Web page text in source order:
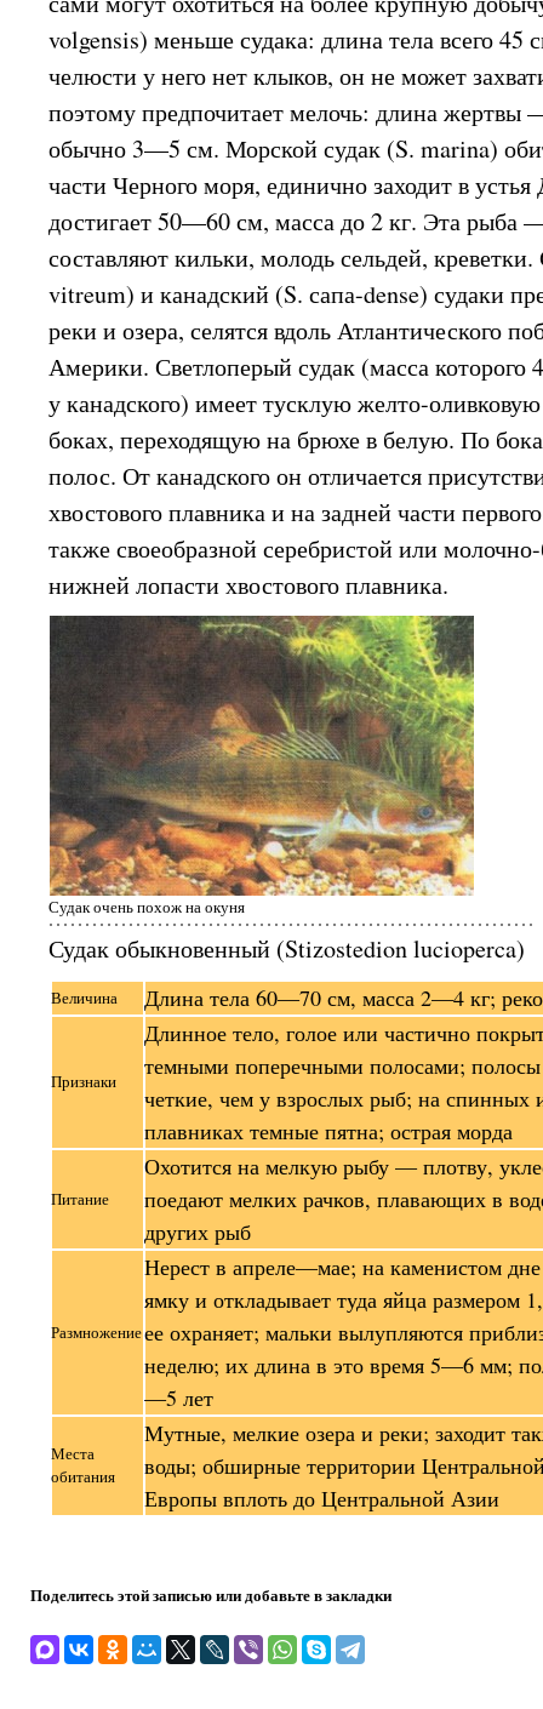
volgensis) меньше судака: длина тела всего
челюсти у него нет клыков, он не может
поэтому предпочитает мелочь: длина жертвы
обычно 3—5 см. Морской судак (S. marina)
части Черного моря, единично заходит в
достигает 50—60 см, масса до 2 кг. Эта
составляют кильки, молодь сельдей,
vitreum) и канадский (S. сапа-dense) судаки
реки и озера, селятся вдоль Атлантического
Америки. Светлоперый судак (масса которого
у канадского) имеет тусклую желто-
боках, переходящую на брюхе в белую. По
полос. От канадского он отличается
хвостового плавника и на задней части
также своеобразной серебристой или
нижней лопасти хвостового плавника.
Судак очень похож на окуня
Судак обыкновенный (Stizostedion lucioperca)
Величина Длина тела 60—70 см, масса 2—4 кг;
Признаки
Длинное тело, голое или частично
темными поперечными полосами;
четкие, чем у взрослых рыб; на спинных
плавниках темные пятна; острая морда
Питание
Охотится на мелкую рыбу — плотву,
поедают мелких рачков, плавающих в
других рыб
Размножение
Нерест в апреле—мае; на каменистом
ямку и откладывает туда яйца размером
ее охраняет; мальки вылупляются
неделю; их длина в это время 5—6 мм;
—5 лет
Места
обитания
Мутные, мелкие озера и реки; заходит
воды; обширные территории
Европы вплоть до Центральной Азии
Поделитесь этой записью или добавьте в закладки